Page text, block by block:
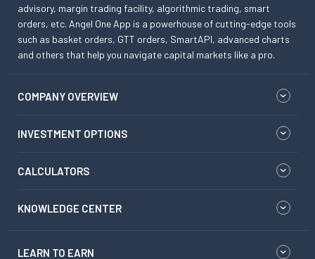
advisory, margin trading facility, algorithmic trading, smart
orders, etc. Angel One App is a powerhouse of cutting-edge tools
such as basket orders, GTT orders, SmartAPI, advanced charts
and others that help you navigate capital markets like a pro.
COMPANY OVERVIEW
INVESTMENT OPTIONS
CALCULATORS
KNOWLEDGE CENTER
LEARN TO EARN